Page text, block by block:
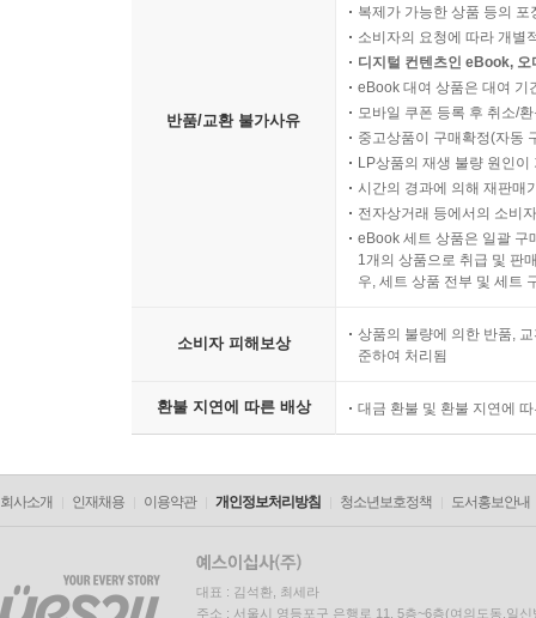
반품/교환 불가사유
복제가 가능한 상품 등의
소비자의 요청에 따라 개별
디지털 컨텐츠인 eBook,
eBook 대여 상품은 대여 기
모바일 쿠폰 등록 후 취소/
중고상품이 구매확정(자동
LP상품의 재생 불량 원인
시간의 경과에 의해 재판매
전자상거래 등에서의 소비
eBook 세트 상품은 일괄 구
1개의 상품으로 취급 및 판
우, 세트 상품 전부 및 세트
소비자 피해보상
상품의 불량에 의한 반품,
준하여 처리됨
환불 지연에 따른 배상 대금 환불 및 환불 지연에
회사소개 인재채용 이용약관 개인정보처리방침 청소년보호정책 도서홍보안내
대표 : 김석환, 최세라
주소 : 서울시 영등포구 은행로 11, 5층~6층(여의도동,일신